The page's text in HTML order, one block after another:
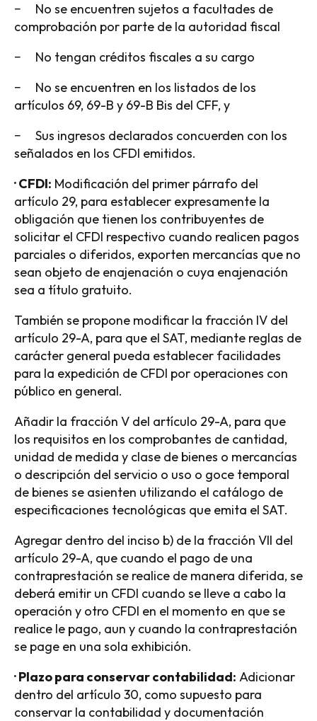
− No se encuentren sujetos a facultades de
comprobación por parte de la autoridad fiscal
− No tengan créditos fiscales a su cargo
− No se encuentren en los listados de los
artículos 69, 69-B y 69-B Bis del CFF, y
− Sus ingresos declarados concuerden con los
señalados en los CFDI emitidos.
· CFDI: Modificación del primer párrafo del
artículo 29, para establecer expresamente la
obligación que tienen los contribuyentes de
solicitar el CFDI respectivo cuando realicen pagos
parciales o diferidos, exporten mercancías que no
sean objeto de enajenación o cuya enajenación
sea a título gratuito.
También se propone modificar la fracción IV del
artículo 29-A, para que el SAT, mediante reglas de
carácter general pueda establecer facilidades
para la expedición de CFDI por operaciones con
público en general.
Añadir la fracción V del artículo 29-A, para que
los requisitos en los comprobantes de cantidad,
unidad de medida y clase de bienes o mercancías
o descripción del servicio o uso o goce temporal
de bienes se asienten utilizando el catálogo de
especificaciones tecnológicas que emita el SAT.
Agregar dentro del inciso b) de la fracción VII del
artículo 29-A, que cuando el pago de una
contraprestación se realice de manera diferida, se
deberá emitir un CFDI cuando se lleve a cabo la
operación y otro CFDI en el momento en que se
realice le pago, aun y cuando la contraprestación
se page en una sola exhibición.
· Plazo para conservar contabilidad: Adicionar
dentro del artículo 30, como supuesto para
conservar la contabilidad y documentación